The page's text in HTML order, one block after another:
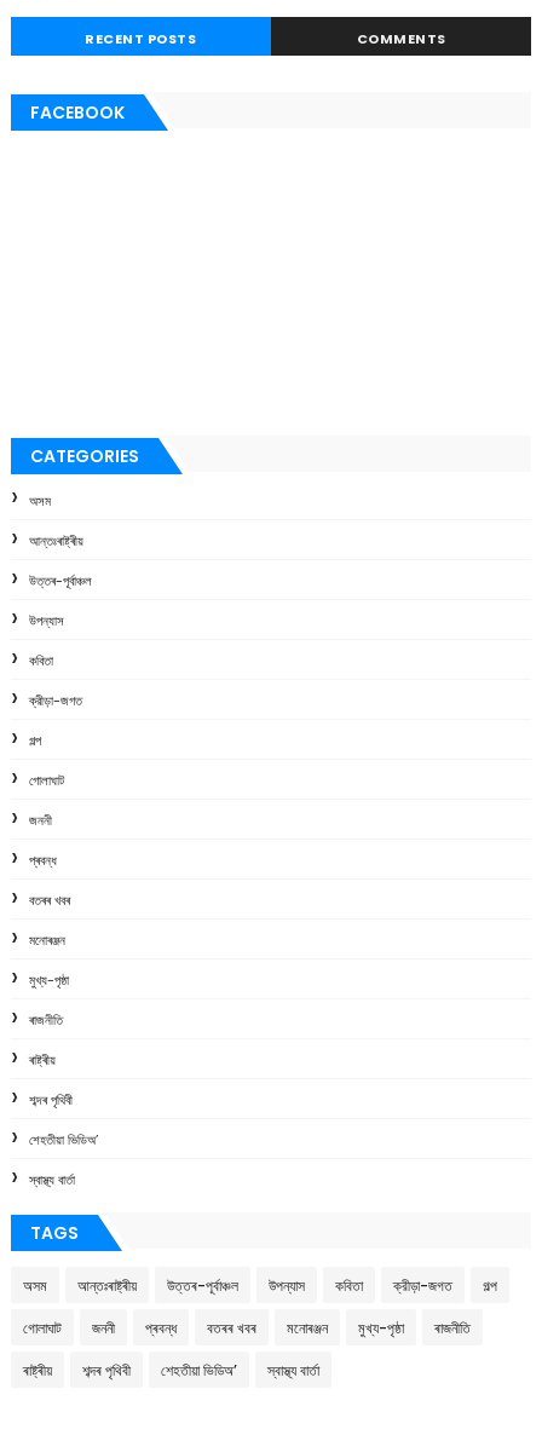
RECENT POSTS COMMENTS
FACEBOOK
CATEGORIES
অসম
আন্তঃৰাষ্ট্ৰীয়
উত্তৰ-পূৰ্বাঞ্চল
উপন্যাস
কবিতা
ক্রীড়া-জগত
গল্প
গোলাঘাট
জননী
প্ৰবন্ধ
বতৰৰ খবৰ
মনোৰঞ্জন
মুখ্য-পৃষ্ঠা
ৰাজনীতি
ৰাষ্ট্ৰীয়
শব্দৰ পৃথিবী
শেহতীয়া ভিডিঅ’
স্বাস্থ্য বাৰ্তা
TAGS
অসম আন্তঃৰাষ্ট্ৰীয় উত্তৰ-পূৰ্বাঞ্চল উপন্যাস কবিতা ক্রীড়া-জগত গল্প
গোলাঘাট জননী প্ৰবন্ধ বতৰৰ খবৰ মনোৰঞ্জন মুখ্য-পৃষ্ঠা ৰাজনীতি
ৰাষ্ট্ৰীয় শব্দৰ পৃথিবী শেহতীয়া ভিডিঅ’ স্বাস্থ্য বাৰ্তা